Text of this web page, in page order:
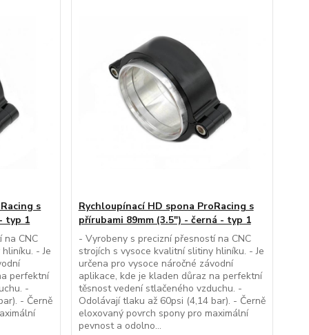
s
typ 1
na CNC
- Je
perfektní
-
- Černě
Rychloupínací HD spona ProRacing s
přírubami 89mm (3.5") - černá - typ 1
- Vyrobeny s precizní přesností na CNC
strojích s vysoce kvalitní slitiny hliníku. - Je
určena pro vysoce náročné závodní
aplikace, kde je kladen důraz na perfektní
těsnost vedení stlačeného vzduchu. -
Odolávají tlaku až 60psi (4,14 bar). - Černě
eloxovaný povrch spony pro maximální
pevnost a odolno...